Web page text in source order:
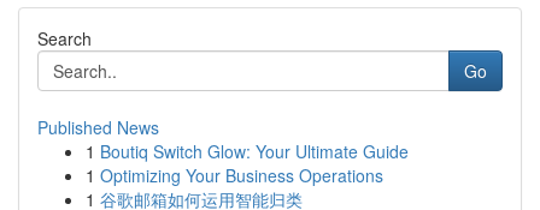
Search
Go
Published News
1 Boutiq Switch Glow: Your Ultimate Guide
1 Optimizing Your Business Operations
1 谷歌邮箱如何运用智能归类